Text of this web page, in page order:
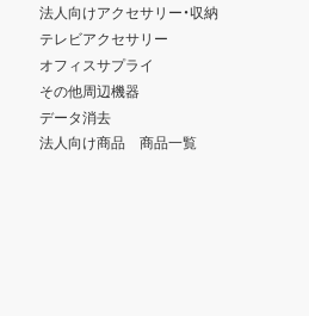
法人向けアクセサリー・収納
テレビアクセサリー
オフィスサプライ
その他周辺機器
データ消去
法人向け商品 商品一覧